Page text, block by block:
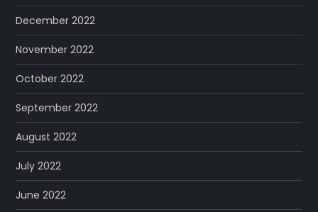
December 2022
November 2022
October 2022
September 2022
August 2022
July 2022
June 2022